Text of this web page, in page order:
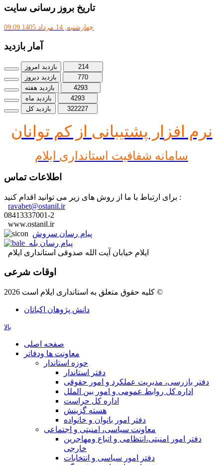
تاریخ بروز رسانی سایت
چهارشنبه, 14 مرداد 1405 09:09
آمار بازدید
بازدید امروز
214
بازدید دیروز
770
بازدید هفته
4293
بازدید ماه
4293
بازدید کل
322227
نرم افز ار پشتیبانی از کم توانان
سامانه شفافیت استانداری ایلام
اطلاعات تماس
برای ارتباط با ما از روش های زیر می توانید اقدام کنید :
ravabet@ostanil.ir
08413337001-2
www.ostanil.ir
پیام رسان سروش
پیام رسان بله
ایلام خیابان آیت الله صدوقی استانداری ایلام
اوقات شرعی
کلیه حقوق متعلق به استانداری ایلام است 2026 ©
دانش پژوهان اکباتان
بالا
صفحه اصلی
معاونت ها ودفاتر
حوزه استاندار
دفتر استاندار
دفتر بازرسی، مدیریت عملکرد و امور حقوقی
اداره کل روابط عمومی و امور بین الملل
اداره کل حراست
هسته گزینش
دفتر امور بانوان و خانواده
معاونت سیاسی، امنیتی و اجتماعی
دفتر امور امنيتی،انتظامی و اتباع ومهاجرین
خارجی
دفتر امور سیاسی و انتخابات